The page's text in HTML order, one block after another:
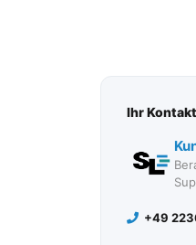
Ihr Kontakt
+49